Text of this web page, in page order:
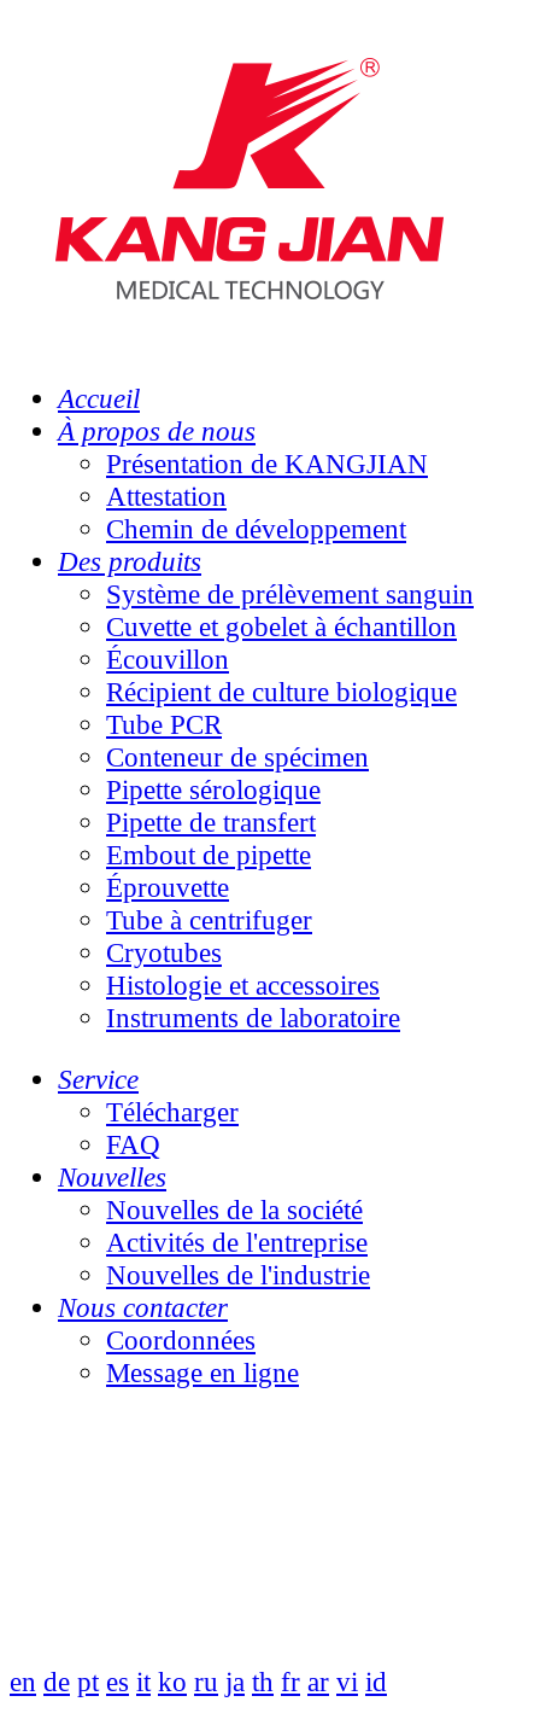
Accueil
À propos de nous
Présentation de KANGJIAN
Attestation
Chemin de développement
Des produits
Système de prélèvement sanguin
Cuvette et gobelet à échantillon
Écouvillon
Récipient de culture biologique
Tube PCR
Conteneur de spécimen
Pipette sérologique
Pipette de transfert
Embout de pipette
Éprouvette
Tube à centrifuger
Cryotubes
Histologie et accessoires
Instruments de laboratoire
Service
Télécharger
FAQ
Nouvelles
Nouvelles de la société
Activités de l'entreprise
Nouvelles de l'industrie
Nous contacter
Coordonnées
Message en ligne
en de pt es it ko ru ja th fr ar vi id